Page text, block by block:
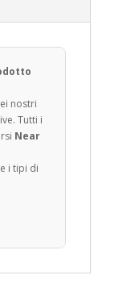
nostri
Tutti i
Near
i tipi di
è un